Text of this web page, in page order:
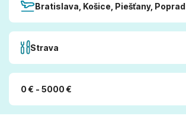
Bratislava, Košice, Piešťany, Poprad
Strava
0 € - 5000 €